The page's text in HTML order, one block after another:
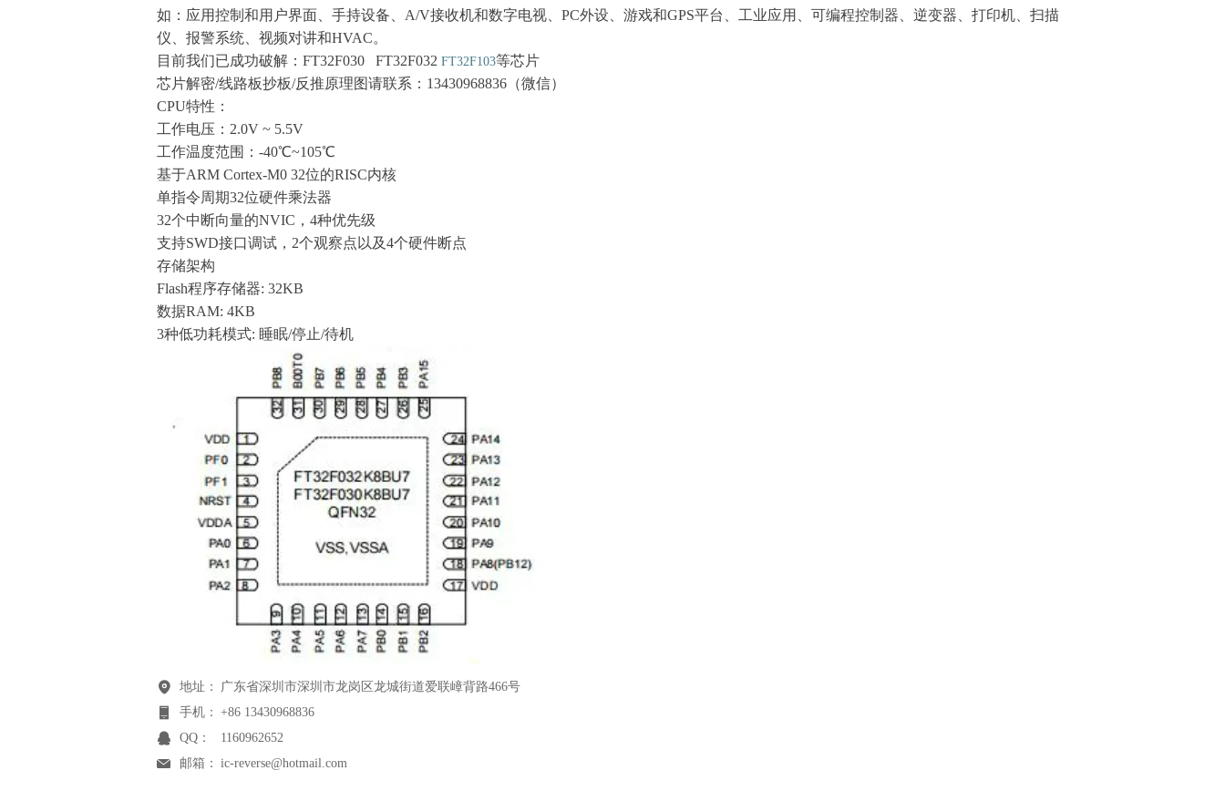
如：应用控制和用户界面、手持设备、 A/V接收机和数字电视、PC外设、游戏和GPS平台、工业应用、可编程控制器、逆变器、打印机、扫描
仪、报警系统、视频对讲和HVAC。
目前我们已成功破解： FT32F030 FT32F032 FT32F103等芯片
芯片解密/线路板抄板/反推原理图请联系：13430968836（微信）
CPU特性：
工作电压： 2.0V ~ 5.5V
工作温度范围： -40℃~105℃
基于ARM Cortex-M0 32位的RISC内核
单指令周期32位硬件乘法器
32个中断向量的NVIC，4种优先级
支持SWD接口调试，2个观察点以及4个硬件断点
存储架构
Flash程序存储器: 32KB
数据RAM: 4KB
3种低功耗模式: 睡眠/停止/待机
地址：
广东省深圳市深圳市龙岗区龙城街道爱联嶂背路466号
手机： +86 13430968836
QQ：
1160962652
邮箱： ic-reverse@hotmail.com